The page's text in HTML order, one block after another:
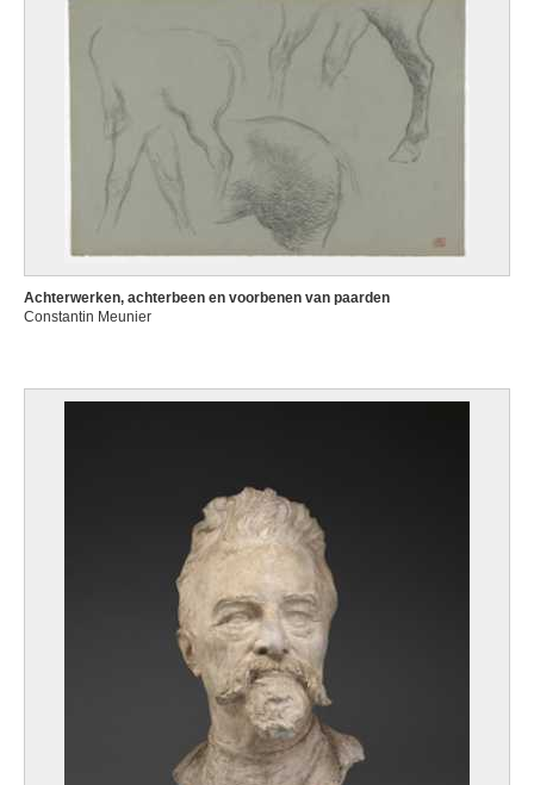
Achterwerken, achterbeen en voorbenen van paarden
Constantin Meunier